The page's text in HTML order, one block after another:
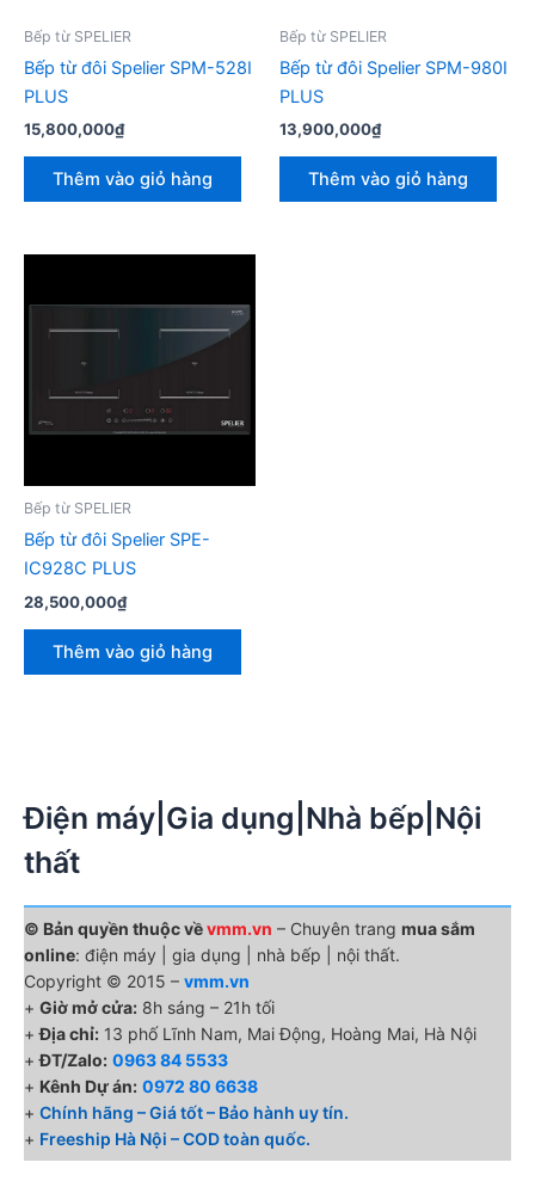
Bếp từ SPELIER
Bếp từ đôi Spelier SPM-528I
PLUS
15,800,000₫
Thêm vào giỏ hàng
Bếp từ SPELIER
Bếp từ đôi Spelier SPM-980I
PLUS
13,900,000₫
Thêm vào giỏ hàng
Bếp từ SPELIER
Bếp từ đôi Spelier SPE-
IC928C PLUS
28,500,000₫
Thêm vào giỏ hàng
Điện máy|Gia dụng|Nhà bếp|Nội
thất
© Bản quyền thuộc vềvmm.vn – Chuyên trang mua sắm
online: điện máy | gia dụng | nhà bếp | nội thất.
Copyright © 2015 – vmm.vn
+ Giờ mở cửa: 8h sáng – 21h tối
+Địa chỉ: 13 phố Lĩnh Nam, Mai Động, Hoàng Mai, Hà Nội
+ĐT/Zalo: 0963 84 5533
+ Kênh Dự án: 0972 80 6638
+ Chính hãng – Giá tốt – Bảo hành uy tín.
+ Freeship Hà Nội – COD toàn quốc.